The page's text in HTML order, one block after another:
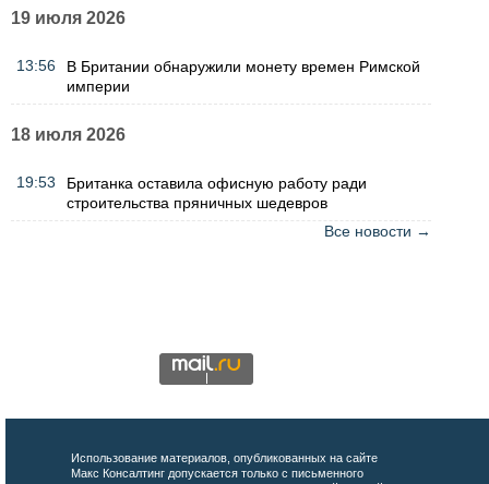
19 июля 2026
13:56
В Британии обнаружили монету времен Римской
империи
18 июля 2026
19:53
Британка оставила офисную работу ради
строительства пряничных шедевров
Все новости →
Использование материалов, опубликованных на сайте
Макс Консалтинг допускается только с письменного